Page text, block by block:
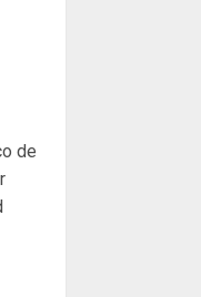
de